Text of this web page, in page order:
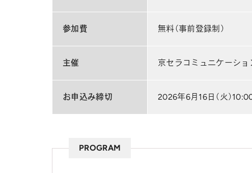
参加費 無料（事前登録制）
主催 京セラコミュニケーシ
お申込み締切 2026年6月16日（火）
PROGRAM